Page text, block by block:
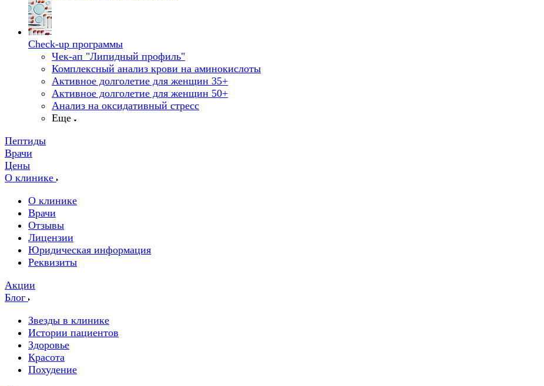
Check-up программы
Чек-ап "Липидный профиль"
Комплексный анализ крови на аминокислоты
Активное долголетие для женщин 35+
Активное долголетие для женщин 50+
Анализ на оксидативный стресс
Еще
Пептиды
Врачи
Цены
О клинике
О клинике
Врачи
Отзывы
Лицензии
Юридическая информация
Реквизиты
Акции
Блог
Звезды в клинике
Истории пациентов
Здоровье
Красота
Похудение